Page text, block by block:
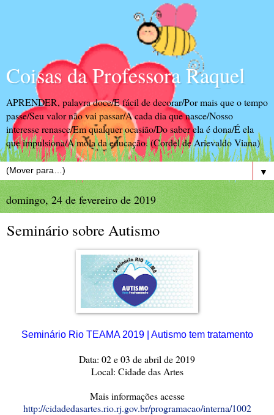
Coisas da Professora Raquel
APRENDER, palavra doce/E fácil de decorar/Por mais que o tempo
passe/Seu valor não vai passar/A cada dia que nasce/Nosso
interesse renasce/Em qualquer ocasião/Do saber ela é dona/É ela
que impulsiona/A mola da educação. (Cordel de Arievaldo Viana)
▼
domingo, 24 de fevereiro de 2019
Seminário sobre Autismo
Seminário Rio TEAMA 2019 | Autismo tem tratamento
Data: 02 e 03 de abril de 2019
Local: Cidade das Artes
Mais informações acesse
http://cidadedasartes.rio.rj.gov.br/programacao/interna/1002